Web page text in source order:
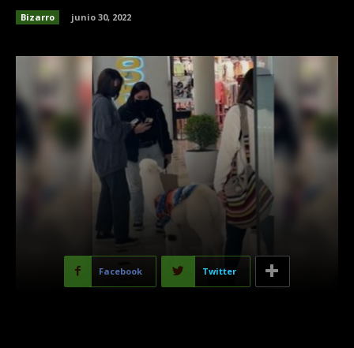
Bizarro junio 30, 2022
Facebook Twitter